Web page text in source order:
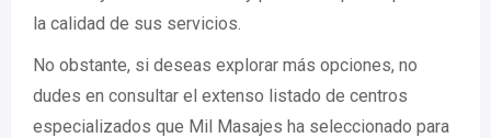
la calidad de sus servicios.
No obstante, si deseas explorar más opciones, no
dudes en consultar el extenso listado de centros
especializados que Mil Masajes ha seleccionado para